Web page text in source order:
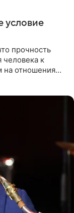
условие
прочность
человека к
на отношения